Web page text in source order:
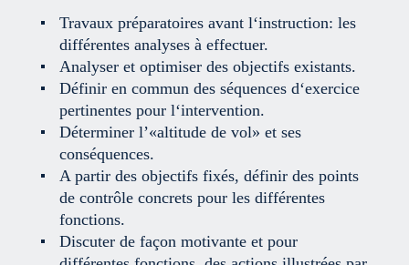
Travaux préparatoires avant l‘instruction: les
différentes analyses à effectuer.
Analyser et optimiser des objectifs existants.
Définir en commun des séquences d‘exercice
pertinentes pour l‘intervention.
Déterminer l’«altitude de vol» et ses
conséquences.
A partir des objectifs fixés, définir des points
de contrôle concrets pour les différentes
fonctions.
Discuter de façon motivante et pour